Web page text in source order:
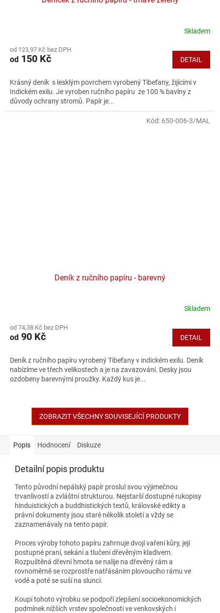
Skladem
od 123,97 Kč bez DPH
od 150 Kč DETAIL
Krásný deník s lesklým povrchem vyrobený Tibeťany, žijícími v
Indickém exilu. Je vyroben ručního papíru ze 100 % bavlny z
důvody ochrany stromů. Papír je...
Deník z ručního papíru - barevný
Skladem
od 74,38 Kč bez DPH
od 90 Kč DETAIL
Deník z ručního papíru vyrobený Tibeťany v indickém exilu. Deník
nabízíme ve třech velikostech a je na zavazování. Desky jsou
ozdobeny barevnými proužky. Každý kus je...
Kód: 650-006-3/MAL
ZOBRAZIT VŠECHNY SOUVISEJÍCÍ PRODUKTY
Popis Hodnocení Diskuze
Detailní popis produktu
Tento původní nepálský papír proslul svou výjimečnou
trvanlivostí a zvláštní strukturou. Nejstarší dostupné rukopisy
hinduistických a buddhistických textů, královské edikty a
právní dokumenty jsou staré několik století a vždy se
zaznamenávaly na tento papír.
Proces výroby tohoto papíru zahrnuje dvojí vaření kůry, její
postupné praní, sekání a tlučení dřevěným kladivem.
Rozpuštěná dřevní hmota se nalije na dřevěný rám a
rovnoměrně se rozprostře natřásáním plovoucího rámu ve
vodě a poté se suší na slunci.
Koupí tohoto výrobku se podpoří zlepšení socioekonomických
podmínek nižších vrstev společnosti ve venkovských i